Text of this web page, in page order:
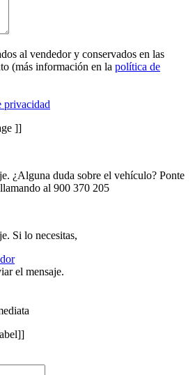
al vendedor y conservados en las
(más información en la política de
privacidad
]]
¿Alguna duda sobre el vehículo? Ponte
al 900 370 205
Si lo necesitas,
el mensaje.